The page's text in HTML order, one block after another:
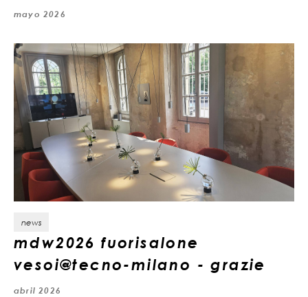
mayo 2026
news
mdw2026 fuorisalone
vesoi@tecno-milano - grazie
abril 2026